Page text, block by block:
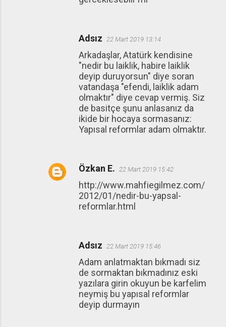
Adsız 22 Mart 2019 13:14
Arkadaşlar, Atatürk kendisine
"nedir bu laiklik, habire laiklik
deyip duruyorsun" diye soran
vatandaşa "efendi, laiklik adam
olmaktır" diye cevap vermiş. Siz
de basitçe şunu anlasanız da
ikide bir hocaya sormasanız:
Yapısal reformlar adam olmaktır.
Özkan E. 22 Mart 2019 15:42
http://www.mahfiegilmez.com/
2012/01/nedir-bu-yapsal-
reformlar.html
Adsız 22 Mart 2019 15:46
Adam anlatmaktan bıkmadı siz
de sormaktan bıkmadınız eski
yazılara girin okuyun be karfelim
neymiş bu yapısal reformlar
deyip durmayın